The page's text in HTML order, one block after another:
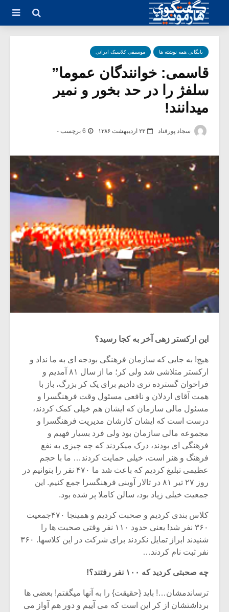
بایگانی همه نوشته ها موسیقی کلاسیک ایرانی
قاسمی: خوانندگان عموما”
سلفژ را در حد بخور و نمیر
میدانند!
سجاد پورقناد ۲۳ اردیبهشت ۱۳۸۶ 6 برچسب -
این ارکستر زهی آخر به کجا رسید؟
هیچ! به جایی که سازمان فرهنگی بودجه ای به ما نداد و
ارکستر متلاشی شد ولی کر؛ ما از سال ۸۱ آمدیم و
فراخوان گسترده تری دادیم برای یک کر بزرگ، باز با
همت آقای اردلان و نافعی مسئول وقت فرهنگسرا و
مسئول مالی سازمان که ایشان هم خیلی کمک کردند،
درست است که ایشان کارشان مدیریت فرهنگسرا و
مجموعه مالی سازمان بود ولی فرد بسیار فهیم و
فرهنگی ای بودند، درک میکردند که چه چیزی به نفع
فرهنگ و هنر است، خیلی حمایت کردند… ما با حجم
عظیمی تبلیغ کردیم که باعث شد ما ۴۷۰ نفر را بتوانیم در
روز ۲۷ تیر ۸۱ در تالار آوینی فرهنگسرا جمع کنیم. این
جمعیت خیلی زیاد بود، سالن کاملا پر شده بود.
کلاس بندی کردیم و صحبت کردیم و همینجا ۴۷۰جمعیت
۳۶۰ نفر شد! یعنی حدود ۱۱۰ نفر وقتی صحبت ها را
شنیدند ابراز تمایل نکردند برای شرکت در این کلاسها. ۳۶۰
نفر ثبت نام کردند…
چه صحبتی کردید که ۱۰۰ نفر رفتند؟!
ترساندمشان…! باید {حقیقت} را به آنها میگفتم! بعضی ها
برداشتشان از کر این است که می آییم و دور هم آواز می